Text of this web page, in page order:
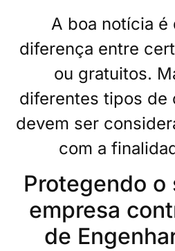
A boa notícia é
diferença entre
ou gratuitos.
diferentes tipos de
devem ser
com a
Protegendo o
empresa
de